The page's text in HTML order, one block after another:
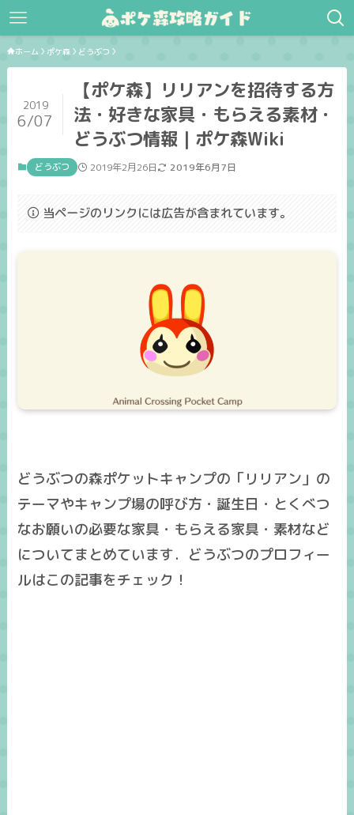
ホーム ポケ森 どうぶつ
【ポケ森】リリアンを招待する方
法・好きな家具・もらえる素材・
どうぶつ情報｜ポケ森Wiki
2019
6/07
どうぶつ 2019年2月26日 2019年6月7日
当ページのリンクには広告が含まれています。
どうぶつの森ポケットキャンプの「リリアン」の
テーマやキャンプ場の呼び方・誕生日・とくべつ
なお願いの必要な家具・もらえる家具・素材など
についてまとめています．どうぶつのプロフィー
ルはこの記事をチェック！